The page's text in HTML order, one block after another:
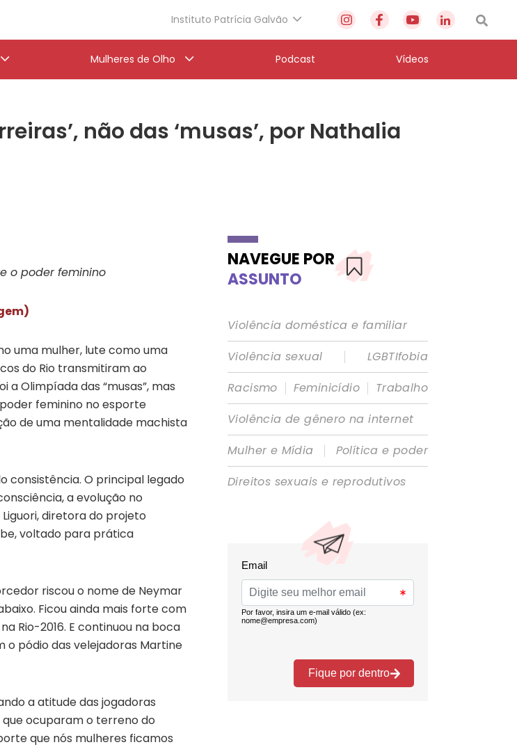
Instituto Patrícia Galvão
Mulheres de Olho Podcast Vídeos
não das ‘musas’, por Nathalia
o poder feminino
uma mulher, lute como uma
do Rio transmitiram ao
a Olimpíada das “musas”, mas
feminino no esporte
de uma mentalidade machista
consistência. O principal legado
a evolução no
diretora do projeto
voltado para prática
riscou o nome de Neymar
Ficou ainda mais forte com
Rio-2016. E continuou na boca
o pódio das velejadoras Martine
a atitude das jogadoras
que ocuparam o terreno do
que nós mulheres ficamos
NAVEGUE POR
ASSUNTO
Violência doméstica e familiar
Violência sexual
|
LGBTIfobia
Racismo | Feminicídio | Trabalho
Violência de gênero na internet
Mulher e Mídia
|
Política e poder
Direitos sexuais e reprodutivos